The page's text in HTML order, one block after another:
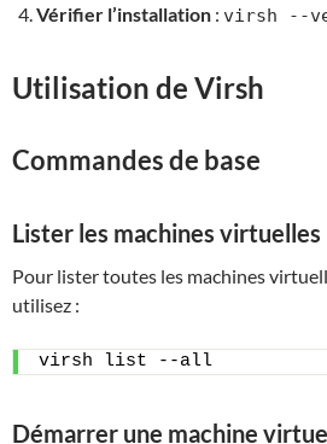
Vérifier l’installation : virsh --
Utilisation de Virsh
Commandes de base
Lister les machines virtuelles
Pour lister toutes les machines
utilisez :
virsh list --all
Démarrer une machine